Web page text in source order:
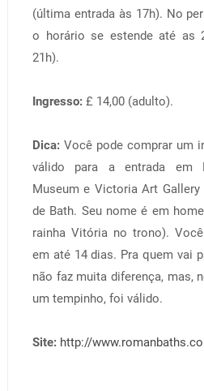
(última entrada às 17h). No
o horário se estende até as
21h).
Ingresso:£ 14,00 (adulto).
Dica: Você pode comprar um
válido para a entrada em
Museum e Victoria Art
de Bath. Seu nome é em
rainha Vitória no trono).
em até 14 dias. Pra quem vai
não faz muita diferença, mas,
um tempinho, foi válido.
Site: http://